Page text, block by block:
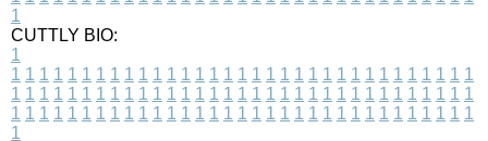
1
CUTTLY BIO:
1
1 1 1 1 1 1 1 1 1 1 1 1 1 1 1 1 1 1 1 1 1 1 1 1 1 1 1 1 1 1 1 1 1
1 1 1 1 1 1 1 1 1 1 1 1 1 1 1 1 1 1 1 1 1 1 1 1 1 1 1 1 1 1 1 1 1
1 1 1 1 1 1 1 1 1 1 1 1 1 1 1 1 1 1 1 1 1 1 1 1 1 1 1 1 1 1 1 1 1
1